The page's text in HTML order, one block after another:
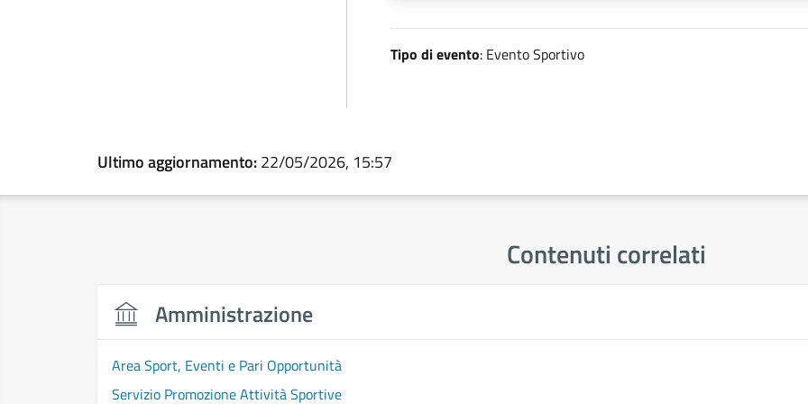
Tipo di evento: Evento Sportivo
Ultimo aggiornamento:22/05/2026, 15:57
Contenuti correlati
Amministrazione
Area Sport, Eventi e Pari Opportunità
Servizio Promozione Attività Sportive